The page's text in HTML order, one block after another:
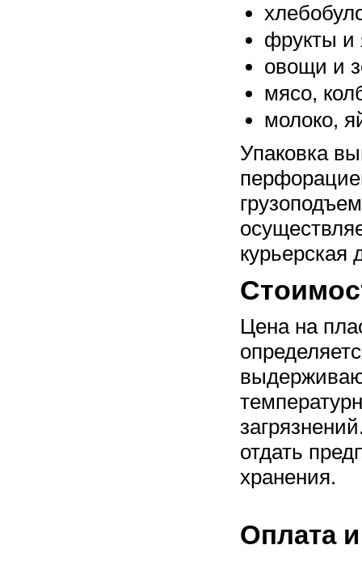
фрукты и
овощи и
мясо,
молоко,
Упаковка
курьерская
Цена на
отдать
хранения.
Оплата